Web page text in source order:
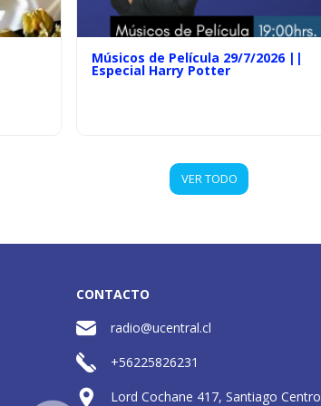
Músicos de Película 29/7/2026 ||
Especial Harry Potter
VER TODO
CONTACTO
radio@ucentral.cl
+56225826231
Lord Cochane 417, Santiago Centro